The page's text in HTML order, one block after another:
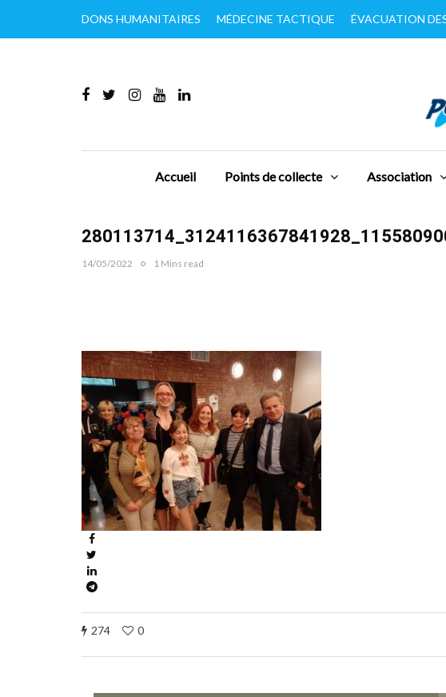
DONS HUMANITAIRES MÉDECINE TACTIQUE ÉVACUATION
Accueil Points de collecte Association
14/05/2022 1 Mins read
274 0